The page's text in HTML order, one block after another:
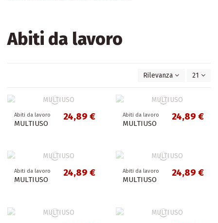
Abiti da lavoro
Rilevanza 21
Abiti da lavoro
MULTIUSO
24,89 € Abiti da lavoro
MULTIUSO
24,89 €
Abiti da lavoro
MULTIUSO
24,89 € Abiti da lavoro
MULTIUSO
24,89 €